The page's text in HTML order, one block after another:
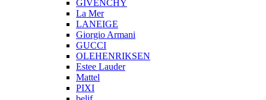
GIVENCHY
La Mer
LANEIGE
Giorgio Armani
GUCCI
OLEHENRIKSEN
Estee Lauder
Mattel
PIXI